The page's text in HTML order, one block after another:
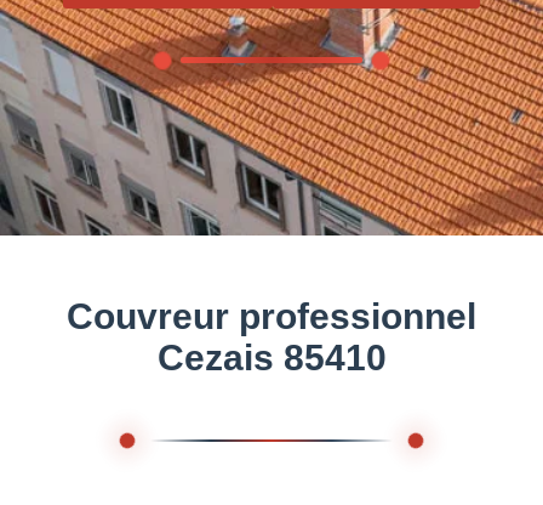
Couvreur professionnel
Cezais 85410